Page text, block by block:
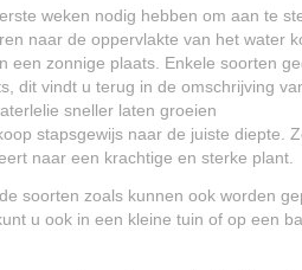
weken nodig hebben om aan te
naar de oppervlakte van het water
een zonnige plaats. Enkele soorten
dit vindt u terug in de omschrijving
sneller laten groeien
stapsgewijs naar de juiste diepte.
naar een krachtige en sterke plant.
soorten zoals kunnen ook worden
u ook in een kleine tuin of op een